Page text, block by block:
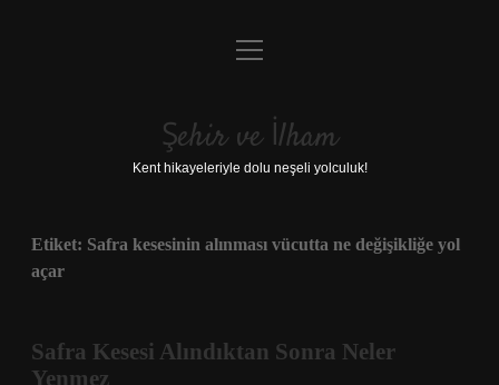
Anasayfa
Yasal Uyarı
menüyü
Şehir ve İlham
Kent hikayeleriyle dolu neşeli yolculuk!
Etiket: Safra kesesinin alınması vücutta ne değişikliğe yol
açar
Safra Kesesi Alındıktan Sonra Neler
Yenmez